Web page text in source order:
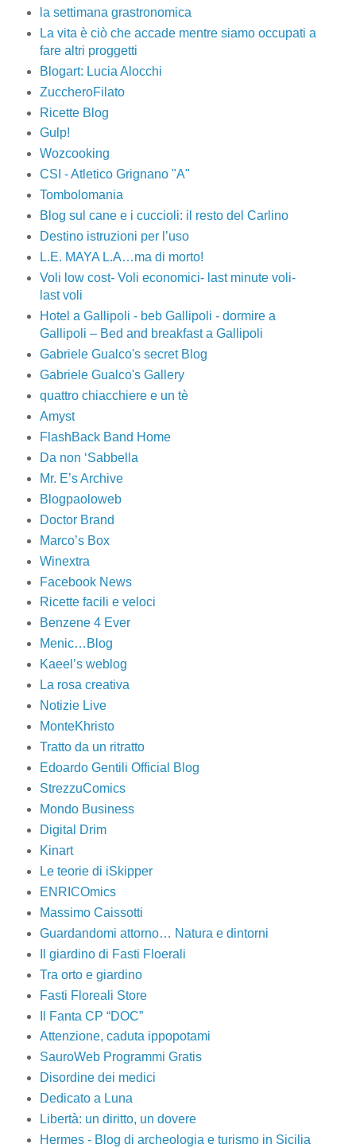
la settimana grastronomica
La vita è ciò che accade mentre siamo occupati a
fare altri proggetti
Blogart: Lucia Alocchi
ZuccheroFilato
Ricette Blog
Gulp!
Wozcooking
CSI - Atletico Grignano "A"
Tombolomania
Blog sul cane e i cuccioli: il resto del Carlino
Destino istruzioni per l’uso
L.E. MAYA L.A…ma di morto!
Voli low cost- Voli economici- last minute voli-
last voli
Hotel a Gallipoli - beb Gallipoli - dormire a
Gallipoli – Bed and breakfast a Gallipoli
Gabriele Gualco's secret Blog
Gabriele Gualco's Gallery
quattro chiacchiere e un tè
Amyst
FlashBack Band Home
Da non ‘Sabbella
Mr. E’s Archive
Blogpaoloweb
Doctor Brand
Marco’s Box
Winextra
Facebook News
Ricette facili e veloci
Benzene 4 Ever
Menic…Blog
Kaeel’s weblog
La rosa creativa
Notizie Live
MonteKhristo
Tratto da un ritratto
Edoardo Gentili Official Blog
StrezzuComics
Mondo Business
Digital Drim
Kinart
Le teorie di iSkipper
ENRICOmics
Massimo Caissotti
Guardandomi attorno… Natura e dintorni
Il giardino di Fasti Floerali
Tra orto e giardino
Fasti Floreali Store
Il Fanta CP “DOC”
Attenzione, caduta ippopotami
SauroWeb Programmi Gratis
Disordine dei medici
Dedicato a Luna
Libertà: un diritto, un dovere
Hermes - Blog di archeologia e turismo in Sicilia